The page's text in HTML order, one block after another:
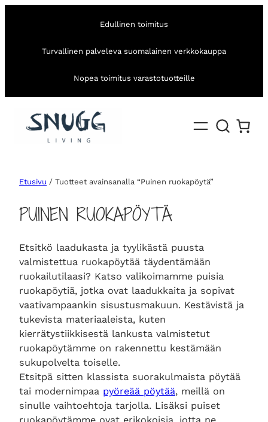
Edullinen toimitus
Turvallinen palveleva suomalainen verkkokauppa
Nopea toimitus varastotuotteille
Etusivu / Tuotteet avainsanalla “Puinen ruokapöytä”
PUINEN RUOKAPÖYTÄ
Etsitkö laadukasta ja tyylikästä puusta
valmistettua ruokapöytää täydentämään
ruokailutilaasi? Katso valikoimamme puisia
ruokapöytiä, jotka ovat laadukkaita ja sopivat
vaativampaankin sisustusmakuun. Kestävistä ja
tukevista materiaaleista, kuten
kierrätystiikkisestä lankusta valmistetut
ruokapöytämme on rakennettu kestämään
sukupolvelta toiselle.
Etsitpä sitten klassista suorakulmaista pöytää
tai modernimpaa pyöreää pöytää, meillä on
sinulle vaihtoehtoja tarjolla. Lisäksi puiset